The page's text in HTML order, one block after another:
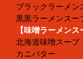
ブラックラーメン
黒黒ラーメンスー
【味噌ラーメンス
北海道味噌スープ
カニバター